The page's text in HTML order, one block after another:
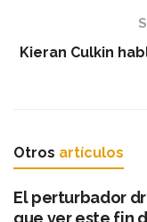
Kieran Culkin
Otros artículos
El perturbador
que ver este fin